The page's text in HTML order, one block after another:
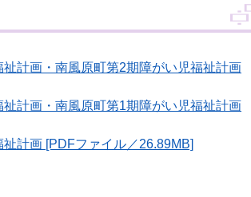
計画・南風原町第2期障がい児福祉計画
計画・南風原町第1期障がい児福祉計画
計画 [PDFファイル／26.89MB]